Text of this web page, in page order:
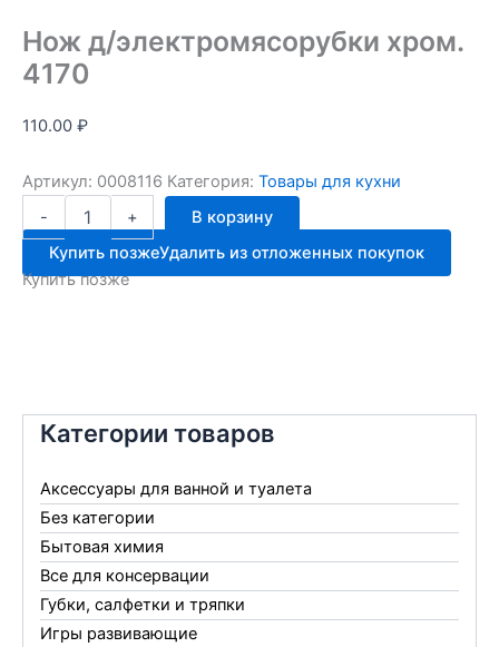
Категории товаров
Аксессуары для ванной и туалета
Без категории
Бытовая химия
Все для консервации
Губки, салфетки и тряпки
Игры развивающие
Нож д/электромясорубки хром.
4170
110.00 ₽
Артикул: 0008116 Категория: Товары для кухни
-
Количество
товара
Нож
д/
электромясорубки
+
В корзину
Купить позжеУдалить из отложенных покупок
Купить позже